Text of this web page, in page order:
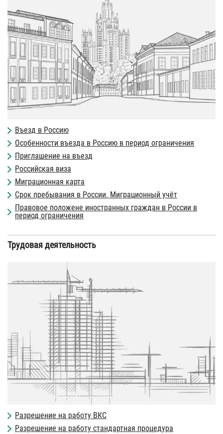
Въезд в Россию
Особенности въезда в Россию в период ограничения
Приглашение на въезд
Российская виза
Миграционная карта
Срок пребывания в России. Миграционный учёт
Правовое положене иностранных граждан в России в
период ограничения
Трудовая деятельность
Разрешение на работу ВКС
Разрешение на работу стандартная процедура